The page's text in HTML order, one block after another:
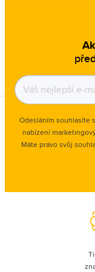
Odesláním souhlasíte
nabízení
Máte právo svůj